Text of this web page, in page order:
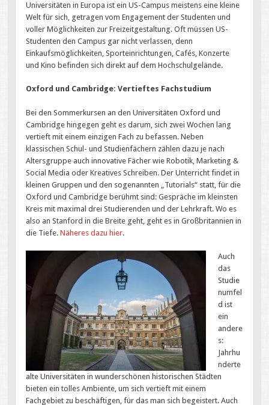
Universitäten in Europa ist ein US-Campus meistens eine kleine
Welt für sich, getragen vom Engagement der Studenten und
voller Möglichkeiten zur Freizeitgestaltung. Oft müssen US-
Studenten den Campus gar nicht verlassen, denn
Einkaufsmöglichkeiten, Sporteinrichtungen, Cafés, Konzerte
und Kino befinden sich direkt auf dem Hochschulgelände.
Oxford und Cambridge: Vertieftes Fachstudium
Bei den Sommerkursen an den Universitäten Oxford und
Cambridge hingegen geht es darum, sich zwei Wochen lang
vertieft mit einem einzigen Fach zu befassen. Neben
klassischen Schul- und Studienfächern zählen dazu je nach
Altersgruppe auch innovative Fächer wie Robotik, Marketing &
Social Media oder Kreatives Schreiben. Der Unterricht findet in
kleinen Gruppen und den sogenannten „Tutorials“ statt, für die
Oxford und Cambridge berühmt sind: Gespräche im kleinsten
Kreis mit maximal drei Studierenden und der Lehrkraft. Wo es
also an Stanford in die Breite geht, geht es in Großbritannien in
die Tiefe.Näheres dazu hier.
Auch
das
Studie
numfel
d ist
ein
andere
s:
Jahrhu
nderte
alte Universitäten in wunderschönen historischen Städten
bieten ein tolles Ambiente, um sich vertieft mit einem
Fachgebiet zu beschäftigen, für das man sich begeistert. Auch